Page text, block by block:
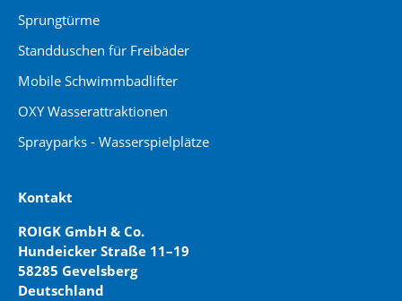
Sprungtürme
Standduschen für Freibäder
Mobile Schwimmbadlifter
OXY Wasserattraktionen
Sprayparks - Wasserspielplätze
Kontakt
ROIGK GmbH & Co.
Hundeicker Straße 11–19
58285 Gevelsberg
Deutschland